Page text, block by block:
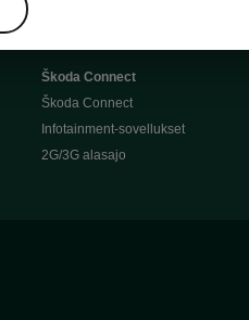
Škoda Connect
Škoda Connect
Infotainment-sovellukset
2G/3G alasajo